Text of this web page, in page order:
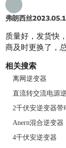
弗朗西丝
质量好，发货快
商及时更换了，
相关搜索
离网逆变器
直流转交流电源
2千伏安逆变器带
Anern混合逆变器
4千伏安逆变器